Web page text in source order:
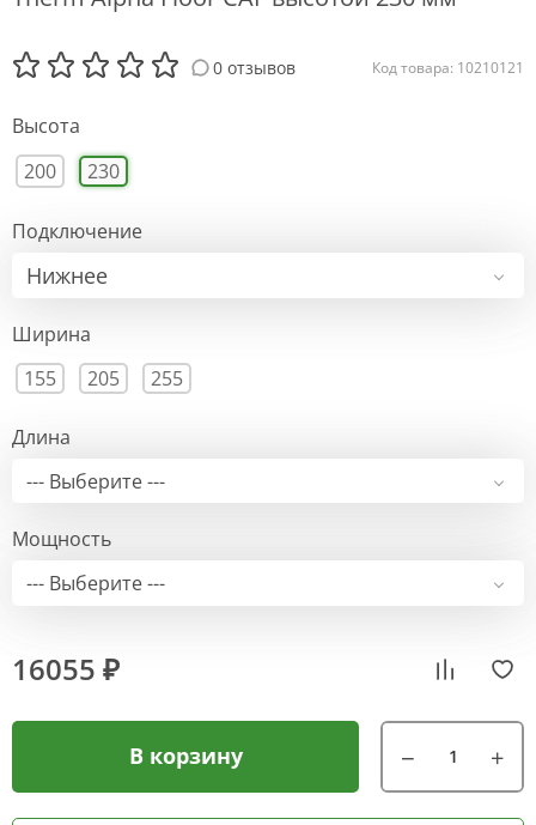
0 отзывов Код товара: 10210121
Высота
200
230
Подключение
Нижнее
Ширина
155
205 255
Длина
--- Выберите ---
Мощность
--- Выберите ---
16055 ₽
В корзину